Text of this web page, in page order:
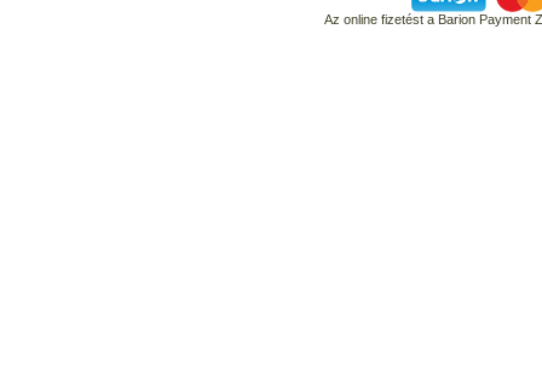
Az online fizetést a Barion Payment